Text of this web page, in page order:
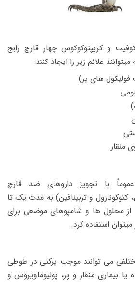
و کریپتوکوکوس چهار قارچ رایج
علائم زیر را ایجاد کنند:
فولیکول های پر)
منقار
با تجویز داروهای ضد قارچ
کتوکونازول و تربینافین) به مدت یک تا
از محلول ها و شامپوهای موضعی برای
استفاده کرد.
می توانند موجب پرکنی در طوطی
یا بیماری منقار و پر، پولیوماویروس و